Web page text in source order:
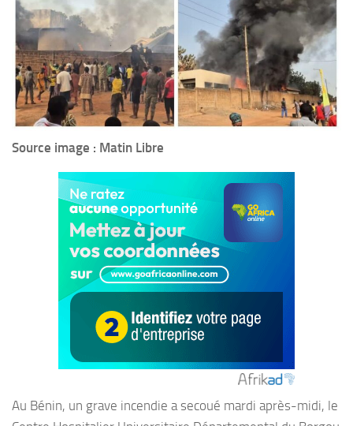
Source image : Matin Libre
Au Bénin, un grave incendie a secoué mardi après-midi, le